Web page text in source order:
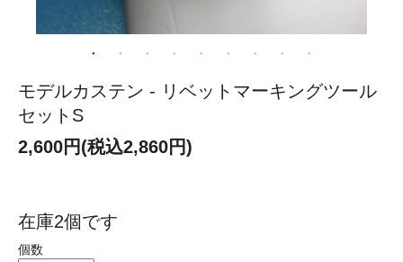
モデルカステン - リベットマーキングツール
セットS
2,600円(税込2,860円)
在庫2個です
個数